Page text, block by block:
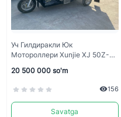
Уч Гилдиракли Юк
Мотороллери Xunjie XJ 50Z-
20 500 000 so'm
156
Savatga